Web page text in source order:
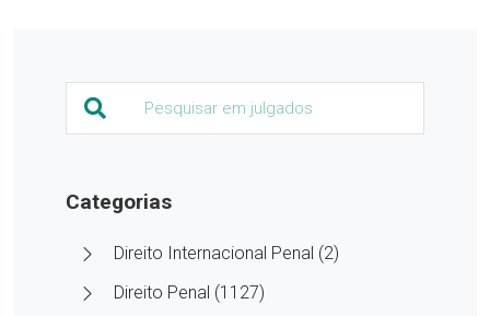
Categorias
Direito Internacional Penal (2)
Direito Penal (1127)